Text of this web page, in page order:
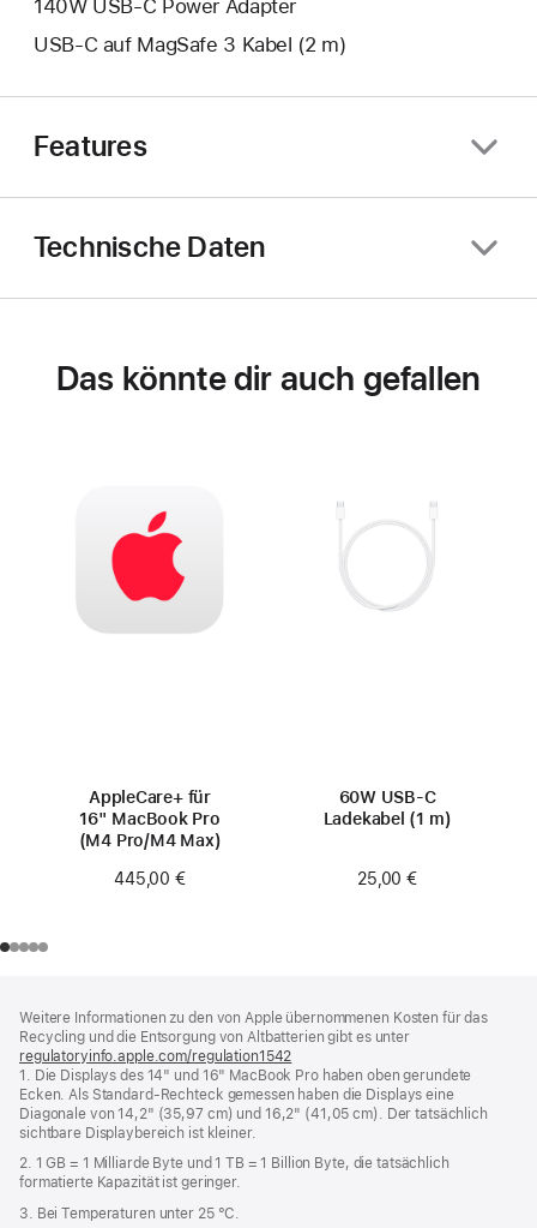
140W USB‑C Power Adapter
USB‑C auf MagSafe 3 Kabel (2 m)
Features
Technische Daten
Das könnte dir auch gefallen
AppleCare+ für
16" MacBook Pro
(M4 Pro/M4 Max)
445,00 €
60W USB‑C
Ladekabel (1 m)
25,00 €
Weitere Informationen zu den von Apple übernommenen Kosten für das
Recycling und die Entsorgung von Altbatterien gibt es unter
regulatoryinfo.apple.com/regulation1542
ein
neues
Fenster)
1. Die Displays des 14" und 16" MacBook Pro haben oben gerundete
Ecken. Als Standard-Rechteck gemessen haben die Displays eine
Diagonale von 14,2" (35,97 cm) und 16,2" (41,05 cm). Der tatsächlich
sichtbare Displaybereich ist kleiner.
2. 1 GB = 1 Milliarde Byte und 1 TB = 1 Billion Byte, die tatsächlich
formatierte Kapazität ist geringer.
3. Bei Temperaturen unter 25 °C.